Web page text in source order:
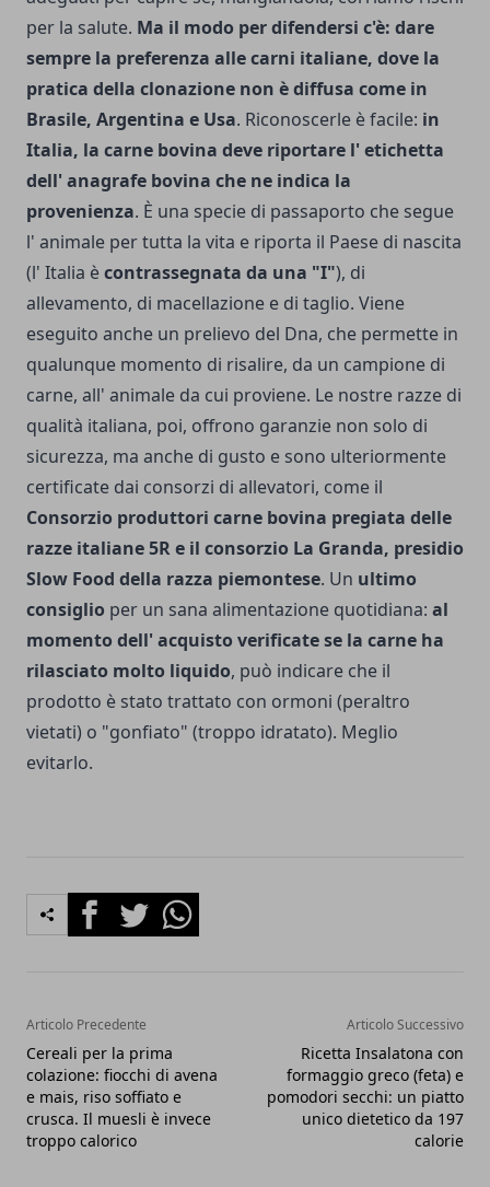
per la salute. Ma il modo per difendersi c'è: dare
sempre la preferenza alle carni italiane, dove la
pratica della clonazione non è diffusa come in
Brasile, Argentina e Usa. Riconoscerle è facile: in
Italia, la carne bovina deve ri­portare l' etichetta
dell' anagrafe bovina che ne in­dica la
provenienza. È una specie di passaporto che segue
l' animale per tutta la vita e riporta il Paese di nascita
(l' Italia ècontrassegnata da una "I"), di
allevamento, di macellazione e di taglio. Viene
eseguito anche un prelievo del Dna, che permette in
qualunque momento di risalire, da un campione di
carne, all' animale da cui proviene. Le nostre razze di
qualità italiana, poi, offrono garanzie non solo di
sicurezza, ma anche di gusto e sono ulte­riormente
certificate dai consorzi di allevatori, come il
Consorzio produttori carne bovina pregiata delle
razze italiane 5R e il consorzio La Granda, presidio
Slow Food della razza piemontese. Un ultimo
consiglio per un sana alimentazione quotidiana: al
momento dell' acquisto verificate se la carne ha
rilasciato molto liquido, può indicare che il
prodotto è stato trattato con ormoni (peraltro
vietati) o "gonfiato" (troppo idratato). Meglio
evitarlo.
FacebookTwitterWhatsapp
Articolo Precedente
Cereali per la prima
colazione: fiocchi di avena
e mais, riso soffiato e
crusca. Il muesli è invece
troppo calorico
Articolo Successivo
Ricetta Insalatona con
formaggio greco (feta) e
pomodori secchi: un piatto
unico dietetico da 197
calorie